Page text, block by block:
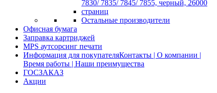
Остальные производители
Офисная бумага
Заправка картриджей
MPS аутсорсинг печати
Информация для покупателяКонтакты | О компании |
Время работы | Наши преимущества
ГОСЗАКАЗ
Акции